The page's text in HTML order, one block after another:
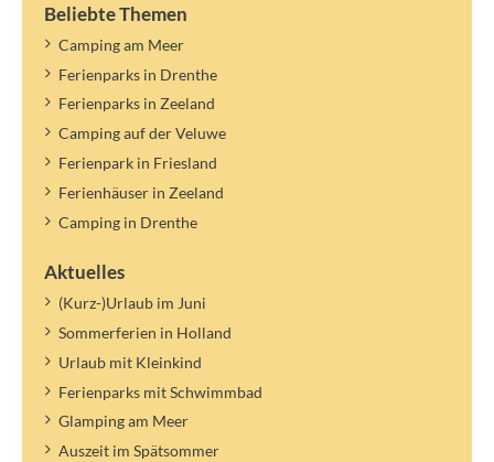
Beliebte Themen
Camping am Meer
Ferienparks in Drenthe
Ferienparks in Zeeland
Camping auf der Veluwe
Ferienpark in Friesland
Ferienhäuser in Zeeland
Camping in Drenthe
Aktuelles
(Kurz-)Urlaub im Juni
Sommerferien in Holland
Urlaub mit Kleinkind
Ferienparks mit Schwimmbad
Glamping am Meer
Auszeit im Spätsommer